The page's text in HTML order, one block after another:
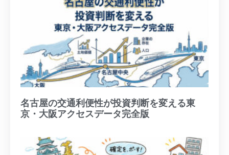
名古屋の交通利便性が投資判断を変える東
京・大阪アクセスデータ完全版